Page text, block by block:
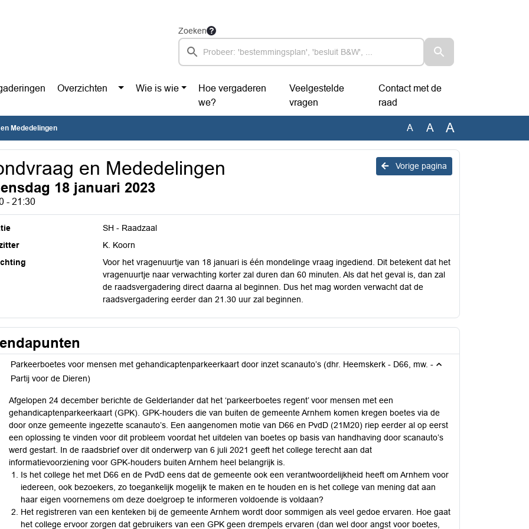
Zoeken
Overzichten Wie is wie
Hoe vergaderen
we?
Veelgestelde
vragen
Contact met de
raad
Mededelingen A A A
Vorige pagina
en Mededelingen
18 januari 2023
- 21:30
SH - Raadzaal
K. Koorn
Voor het vragenuurtje van 18 januari is één mondelinge vraag ingediend. Dit betekent dat het
vragenuurtje naar verwachting korter zal duren dan 60 minuten. Als dat het geval is, dan zal
de raadsvergadering direct daarna al beginnen. Dus het mag worden verwacht dat de
raadsvergadering eerder dan 21.30 uur zal beginnen.
Parkeerboetes voor mensen met gehandicaptenparkeerkaart door inzet scanauto’s (dhr. Heemskerk - D66, mw. -
Partij voor de Dieren)
Afgelopen 24 december berichte de Gelderlander dat het ‘parkeerboetes regent’ voor mensen met een
gehandicaptenparkeerkaart (GPK). GPK-houders die van buiten de gemeente Arnhem komen kregen boetes via de
door onze gemeente ingezette scanauto’s. Een aangenomen motie van D66 en PvdD (21M20) riep eerder al op eerst
een oplossing te vinden voor dit probleem voordat het uitdelen van boetes op basis van handhaving door scanauto’s
werd gestart. In de raadsbrief over dit onderwerp van 6 juli 2021 geeft het college terecht aan dat
informatievoorziening voor GPK-houders buiten Arnhem heel belangrijk is.
Is het college het met D66 en de PvdD eens dat de gemeente ook een verantwoordelijkheid heeft om Arnhem voor
iedereen, ook bezoekers, zo toegankelijk mogelijk te maken en te houden en is het college van mening dat aan
haar eigen voornemens om deze doelgroep te informeren voldoende is voldaan?
Het registreren van een kenteken bij de gemeente Arnhem wordt door sommigen als veel gedoe ervaren. Hoe gaat
het college ervoor zorgen dat gebruikers van een GPK geen drempels ervaren (dan wel door angst voor boetes,